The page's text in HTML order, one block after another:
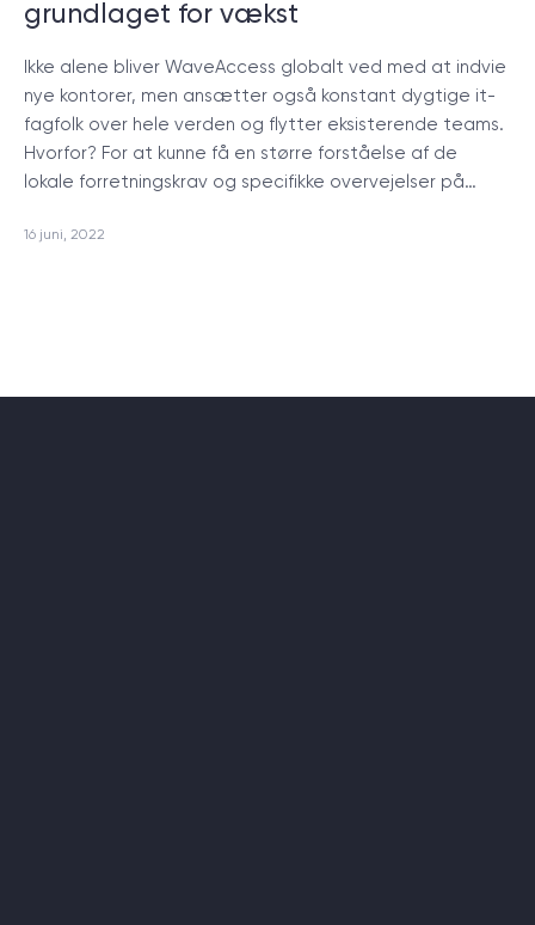
grundlaget for vækst
Ikke alene bliver WaveAccess globalt ved med at indvie
nye kontorer, men ansætter også konstant dygtige it-
fagfolk over hele verden og flytter eksisterende teams.
Hvorfor? For at kunne få en større forståelse af de
lokale forretningskrav og specifikke overvejelser på…
16 juni, 2022